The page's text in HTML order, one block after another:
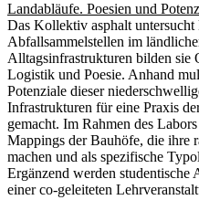
Landabläufe. Poesien und
Das Kollektiv asphalt
Abfallsammelstellen im
Alltagsinfrastrukturen bilden sie
Logistik und Poesie. Anhand
Potenziale dieser
Infrastrukturen für eine Praxis
gemacht. Im Rahmen des
Mappings der Bauhöfe, die ihre
machen und als spezifische
Ergänzend werden studentische
einer co-geleiteten